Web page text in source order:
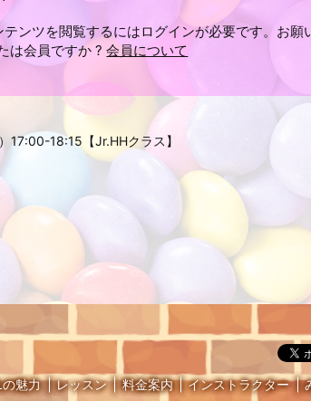
テンツを閲覧するにはログインが必要です。お願
は会員ですか ?会員について
17:00-18:15【Jr.HHクラス】
魅力 レッスン 料金案内 インストラクター